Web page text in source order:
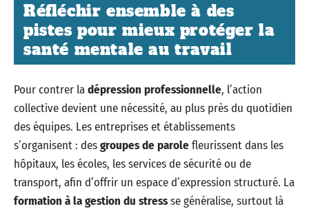
Réfléchir ensemble à des
pistes pour mieux protéger la
santé mentale au travail
Pour contrer ladépression professionnelle, l’action
collective devient une nécessité, au plus près du quotidien
des équipes. Les entreprises et établissements
s’organisent : desgroupes de parolefleurissent dans les
hôpitaux, les écoles, les services de sécurité ou de
transport, afin d’offrir un espace d’expression structuré. La
formation à la gestion du stressse généralise, surtout là